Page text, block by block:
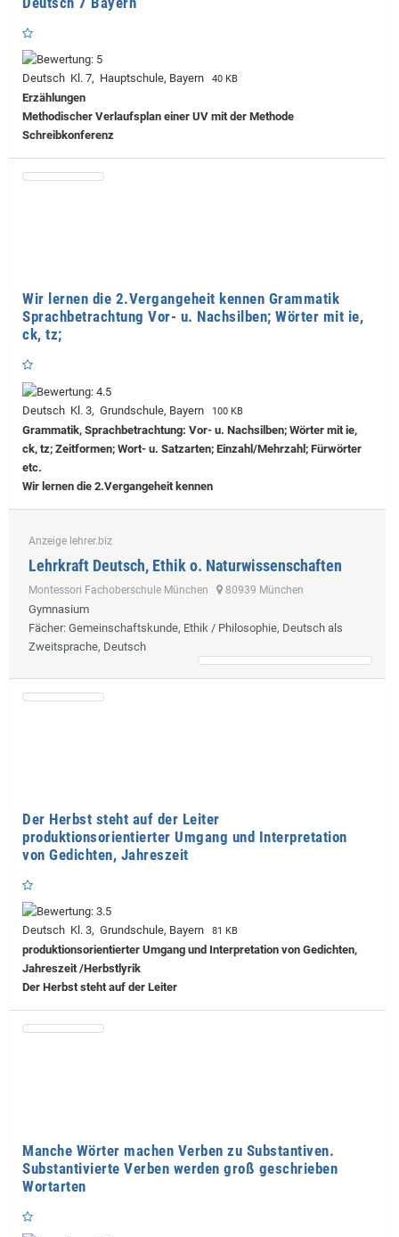
Deutsch Kl. 7, Hauptschule, Bayern 40 KB
Erzählungen
Methodischer Verlaufsplan einer UV mit der Methode
Schreibkonferenz
Wir lernen die 2.Vergangeheit kennen Grammatik
Sprachbetrachtung Vor- u. Nachsilben; Wörter mit ie,
ck, tz;
Deutsch Kl. 3, Grundschule, Bayern 100 KB
Grammatik, Sprachbetrachtung: Vor- u. Nachsilben; Wörter mit ie,
ck, tz; Zeitformen; Wort- u. Satzarten; Einzahl/Mehrzahl; Fürwörter
etc.
Wir lernen die 2.Vergangeheit kennen
Anzeige lehrer.biz
Lehrkraft Deutsch, Ethik o. Naturwissenschaften
Montessori Fachoberschule München 80939 München
Gymnasium
Fächer: Gemeinschaftskunde, Ethik / Philosophie, Deutsch als
Zweitsprache, Deutsch
Der Herbst steht auf der Leiter
produktionsorientierter Umgang und Interpretation
von Gedichten, Jahreszeit
Deutsch Kl. 3, Grundschule, Bayern 81 KB
produktionsorientierter Umgang und Interpretation von Gedichten,
Jahreszeit /Herbstlyrik
Der Herbst steht auf der Leiter
Manche Wörter machen Verben zu Substantiven.
Substantivierte Verben werden groß geschrieben
Wortarten